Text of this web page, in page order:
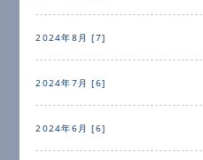
2024年8月 [7]
2024年7月 [6]
2024年6月 [6]